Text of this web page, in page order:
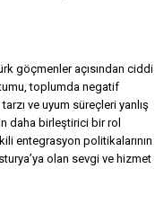
göçmenler açısından ciddi
toplumda negatif
ve uyum süreçleri yanlış
daha birleştirici bir rol
entegrasyon politikalarının
olan sevgi ve hizmet